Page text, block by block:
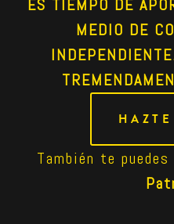
ES TIEMPO DE
MEDIO DE